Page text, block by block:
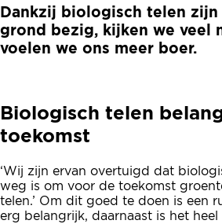
Dankzij biologisch telen
grond bezig, kijken we veel
voelen we ons meer boer.
Biologisch telen
toekomst
‘Wij zijn ervan overtuigd dat
weg is om voor de toekomst
telen.’ Om dit goed te doen is een
erg belangrijk, daarnaast is het